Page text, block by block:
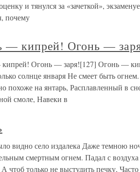
и тянулся за «зачеткой»,
почему
— кипрей! Огонь —
Огонь — заря![127] Огонь —
солнце января Не смеет быть
похоже на янтарь, Расплавленный в
смоле, Навеки в
видно село издалека Даже темною
смертным огнем. Падал с
чтоб только не выстудить печку,